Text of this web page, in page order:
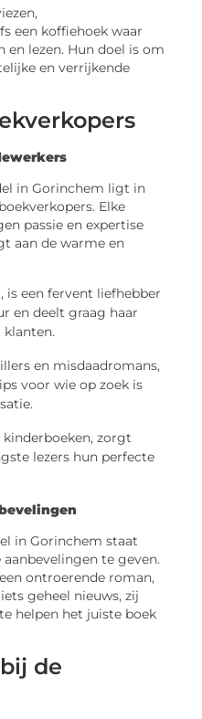
een koffiehoek waar
en lezen. Hun doel is om
en verrijkende
in Gorinchem ligt in
Elke
passie en expertise
aan de warme en
is een fervent liefhebber
en deelt graag haar
en misdaadromans,
voor wie op zoek is
kinderboeken, zorgt
lezers hun perfecte
in Gorinchem staat
te geven.
ontroerende roman,
geheel nieuws, zij
helpen het juiste boek
de